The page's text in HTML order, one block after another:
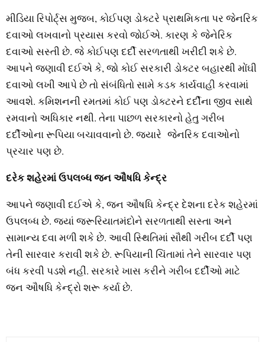
મીડિયા રિપોર્ટ્સ મુજબ, કોઈપણ ડોક્ટરે પ્રાથમિકતા પર જેનરિક
દવાઓ લખવાનો પ્રયાસ કરવો જોઈએ. કારણ કે જેનેરિક
દવાઓ સસ્તી છે. જે કોઈપણ દર્દી સરળતાથી ખરીદી શકે છે.
આપને જણાવી દઈએ કે, જો કોઈ સરકારી ડોક્ટર બહારથી મોંઘી
દવાઓ લખી આપે છે તો સંબંધિતો સામે કડક કાર્યવાહી કરવામાં
આવશે. કમિશનની રમતમાં કોઈ પણ ડોક્ટરને દર્દીના જીવ સાથે
રમવાનો અધિકાર નથી. તેના પાછળ સરકારનો હેતુ ગરીબ
દર્દીઓના રૂપિયા બચાવવાનો છે. જ્યારે જેનરિક દવાઓનો
પ્રચાર પણ છે.
દરેક શહેરમાં ઉપલબ્ધ જન ઔષધિ કેન્દ્ર
આપને જણાવી દઈએ કે, જન ઔષધિ કેન્દ્ર દેશના દરેક શહેરમાં
ઉપલબ્ધ છે. જ્યાં જરૂરિયાતમંદોને સરળતાથી સસ્તા અને
સામાન્ય દવા મળી શકે છે. આવી સ્થિતિમાં સૌથી ગરીબ દર્દી પણ
તેની સારવાર કરાવી શકે છે. રૂપિયાની ચિંતામાં તેને સારવાર પણ
બંધ કરવી પડશે નહીં. સરકારે ખાસ કરીને ગરીબ દર્દીઓ માટે
જન ઔષધિ કેન્દ્રો શરૂ કર્યા છે.